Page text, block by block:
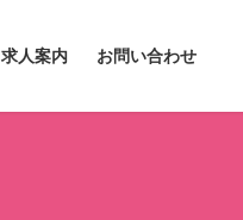
求人案内 お問い合わせ